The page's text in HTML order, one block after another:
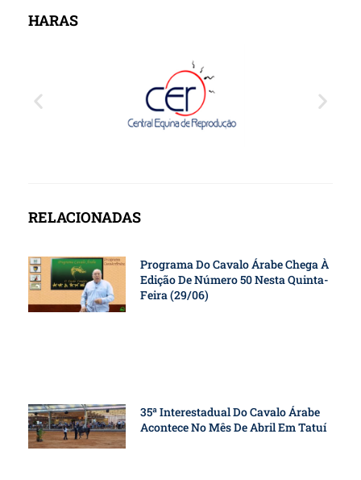
HARAS
RELACIONADAS
Programa Do Cavalo Árabe Chega À
Edição De Número 50 Nesta Quinta-
Feira (29/06)
35ª Interestadual Do Cavalo Árabe
Acontece No Mês De Abril Em Tatuí